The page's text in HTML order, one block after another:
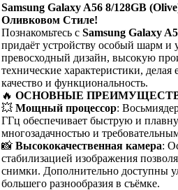
Samsung Galaxy A56 8/128GB
Оливковом Стиле!
Познакомьтесь с Samsung Galaxy
придаёт устройству особый шарм и
превосходный дизайн, высокую
технические характеристики,
качество и функциональность.
🔥 ОСНОВНЫЕ
💥 Мощный процессор:
ГГц обеспечивает быструю и
многозадачностью и
📸 Высококачественная камера:
стабилизацией изображения
снимки. Дополнительно доступны
большего разнообразия в съёмке.